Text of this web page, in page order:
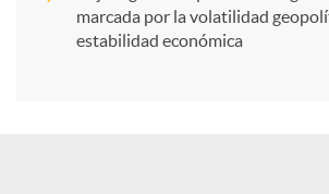
marcada por la volatilidad
estabilidad económica